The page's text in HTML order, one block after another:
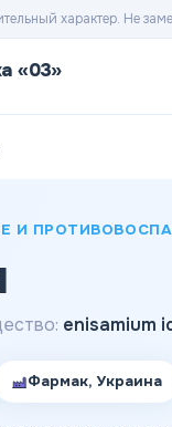
характер. Не
«03»
И
enisamium
Фармак, Украина